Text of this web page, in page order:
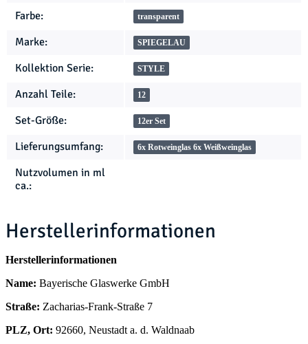
Farbe: transparent
Marke: SPIEGELAU
Kollektion Serie: STYLE
Anzahl Teile: 12
Set-Größe: 12er Set
Lieferungsumfang: 6x Rotweinglas 6x Weißweinglas
Nutzvolumen in ml
ca.:
Herstellerinformationen
Herstellerinformationen
Name: Bayerische Glaswerke GmbH
Straße: Zacharias-Frank-Straße 7
PLZ, Ort: 92660, Neustadt a. d. Waldnaab